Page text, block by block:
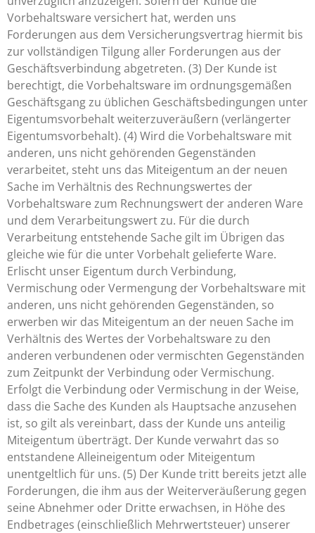
Vorbehaltsware versichert hat, werden uns
Forderungen aus dem Versicherungsvertrag hiermit bis
zur vollständigen Tilgung aller Forderungen aus der
Geschäftsverbindung abgetreten. (3) Der Kunde ist
berechtigt, die Vorbehaltsware im ordnungsgemäßen
Geschäftsgang zu üblichen Geschäftsbedingungen unter
Eigentumsvorbehalt weiterzuveräußern (verlängerter
Eigentumsvorbehalt). (4) Wird die Vorbehaltsware mit
anderen, uns nicht gehörenden Gegenständen
verarbeitet, steht uns das Miteigentum an der neuen
Sache im Verhältnis des Rechnungswertes der
Vorbehaltsware zum Rechnungswert der anderen Ware
und dem Verarbeitungswert zu. Für die durch
Verarbeitung entstehende Sache gilt im Übrigen das
gleiche wie für die unter Vorbehalt gelieferte Ware.
Erlischt unser Eigentum durch Verbindung,
Vermischung oder Vermengung der Vorbehaltsware mit
anderen, uns nicht gehörenden Gegenständen, so
erwerben wir das Miteigentum an der neuen Sache im
Verhältnis des Wertes der Vorbehaltsware zu den
anderen verbundenen oder vermischten Gegenständen
zum Zeitpunkt der Verbindung oder Vermischung.
Erfolgt die Verbindung oder Vermischung in der Weise,
dass die Sache des Kunden als Hauptsache anzusehen
ist, so gilt als vereinbart, dass der Kunde uns anteilig
Miteigentum überträgt. Der Kunde verwahrt das so
entstandene Alleineigentum oder Miteigentum
unentgeltlich für uns. (5) Der Kunde tritt bereits jetzt alle
Forderungen, die ihm aus der Weiterveräußerung gegen
seine Abnehmer oder Dritte erwachsen, in Höhe des
Endbetrages (einschließlich Mehrwertsteuer) unserer